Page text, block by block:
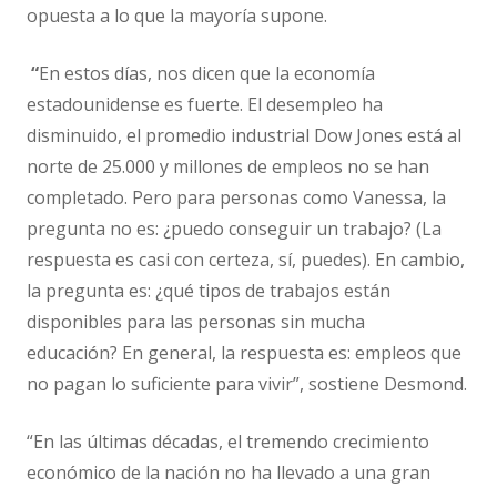
opuesta a lo que la mayoría supone.
“En estos días, nos dicen que la economía
estadounidense es fuerte. El desempleo ha
disminuido, el promedio industrial Dow Jones está al
norte de 25.000 y millones de empleos no se han
completado. Pero para personas como Vanessa, la
pregunta no es: ¿puedo conseguir un trabajo? (La
respuesta es casi con certeza, sí, puedes). En cambio,
la pregunta es: ¿qué tipos de trabajos están
disponibles para las personas sin mucha
educación? En general, la respuesta es: empleos que
no pagan lo suficiente para vivir”, sostiene Desmond.
“En las últimas décadas, el tremendo crecimiento
económico de la nación no ha llevado a una gran